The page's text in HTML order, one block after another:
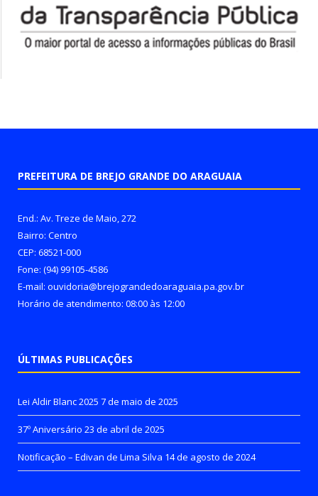
PREFEITURA DE BREJO GRANDE DO ARAGUAIA
End.: Av. Treze de Maio, 272
Bairro: Centro
CEP: 68521-000
Fone: (94) 99105-4586
E-mail: ouvidoria@brejograndedoaraguaia.pa.gov.br
Horário de atendimento: 08:00 às 12:00
ÚLTIMAS PUBLICAÇÕES
Lei Aldir Blanc 2025 7 de maio de 2025
37º Aniversário 23 de abril de 2025
Notificação – Edivan de Lima Silva 14 de agosto de 2024